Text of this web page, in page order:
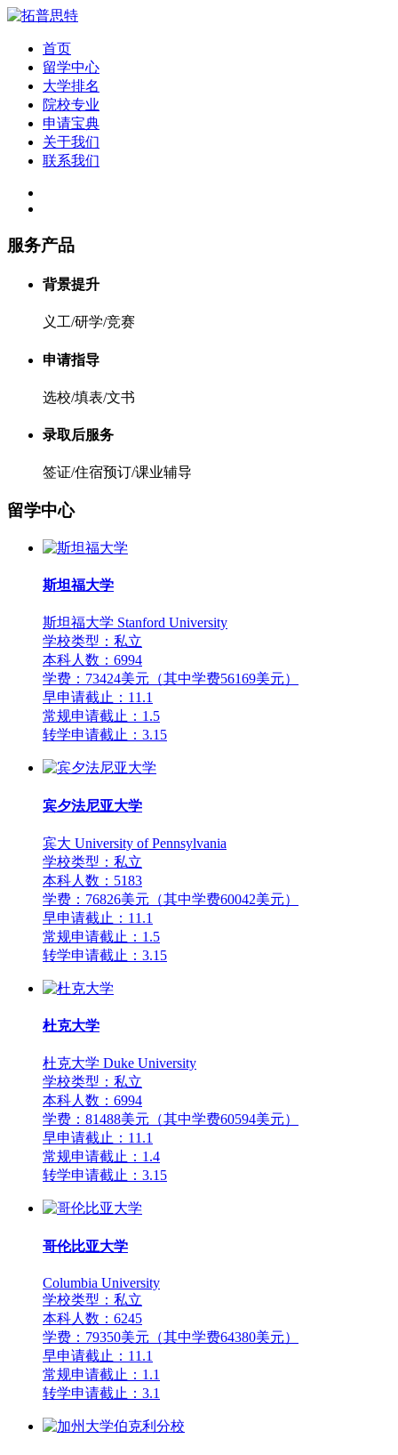
首页
留学中心
大学排名
院校专业
申请宝典
关于我们
联系我们
服务产品
背景提升
义工/研学/竞赛
申请指导
选校/填表/文书
录取后服务
签证/住宿预订/课业辅导
留学中心
斯坦福大学
斯坦福大学 Stanford University
学校类型：私立
本科人数：6994
学费：73424美元（其中学费56169美元）
早申请截止：11.1
常规申请截止：1.5
转学申请截止：3.15
宾夕法尼亚大学
宾大 University of Pennsylvania
学校类型：私立
本科人数：5183
学费：76826美元（其中学费60042美元）
早申请截止：11.1
常规申请截止：1.5
转学申请截止：3.15
杜克大学
杜克大学 Duke University
学校类型：私立
本科人数：6994
学费：81488美元（其中学费60594美元）
早申请截止：11.1
常规申请截止：1.4
转学申请截止：3.15
哥伦比亚大学
Columbia University
学校类型：私立
本科人数：6245
学费：79350美元（其中学费64380美元）
早申请截止：11.1
常规申请截止：1.1
转学申请截止：3.1